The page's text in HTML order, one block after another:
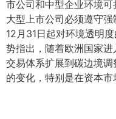
市公司和中型企业环境可
大型上市公司必须遵守
12月31日起对环境透明
势指出，随着欧洲国家
交易体系扩展到碳边境
的变化，特别是在资本市